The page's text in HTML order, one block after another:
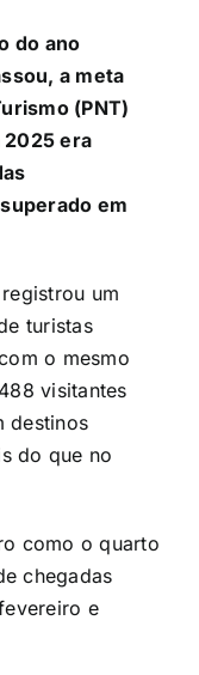
do ano
a meta
(PNT)
2025 era
em
um
turistas
o mesmo
visitantes
destinos
do que no
como o quarto
chegadas
e